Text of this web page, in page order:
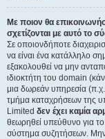
Με ποιον θα
σχετίζονται με αυτό το
Σε οποιονδήποτε
να είναι ένα κατάλληλο
εξακολουθεί να μην
ιδιοκτήτη του domain
μια δωρεάν υπηρεσία
τμήμα καταχρήσεων της
Limited δεν έχει καμία
θεωρηθεί υπεύθυνο για
σύστημα συζητήσεων. Μην